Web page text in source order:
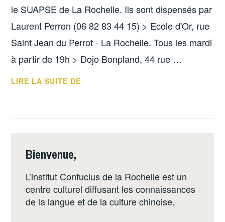
le SUAPSE de La Rochelle. Ils sont dispensés par
Laurent Perron (06 82 83 44 15) > Ecole d'Or, rue
Saint Jean du Perrot - La Rochelle. Tous les mardi
à partir de 19h > Dojo Bonpland, 44 rue …
LIRE LA SUITE DE
Bienvenue,
L’institut Confucius de la Rochelle est un
centre culturel diffusant les connaissances
de la langue et de la culture chinoise.